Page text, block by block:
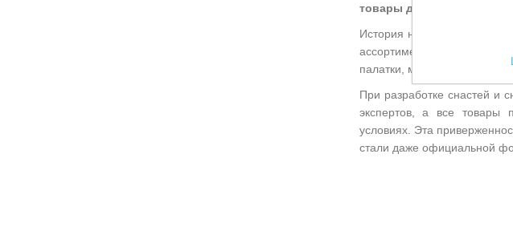
товары для активного
История началась, когда
ассортимент. Сегодня
палатки, мебель, посуду и
При разработке снастей и
экспертов, а все товары
условиях. Эта
стали даже официальной